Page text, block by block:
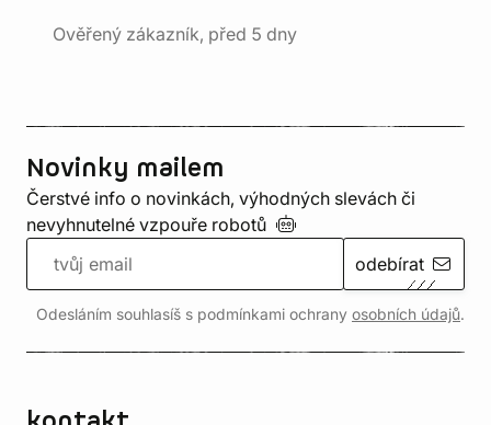
Ověřený zákazník, před 5 dny
Novinky mailem
Čerstvé info o novinkách, výhodných slevách či
nevyhnutelné vzpouře robotů
odebírat
Odesláním souhlasíš s podmínkami ochrany osobních údajů.